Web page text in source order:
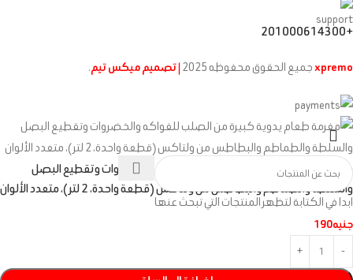
+201000614300
xpremoجميع الحقوق محفوظه | تصميم ميكس تيم.
ابدا في الكتابة لتظهر المنتجات التي تبحث عنها
مفرمة طعام يدوية كبيرة من الصلب للفواكه والخضروات وتقطيع البصل
والسلطة والطماطم والبطاطس من ولتاكس (قطعة واحدة، 2 لتر )، متعدد الألوان
جنيه190